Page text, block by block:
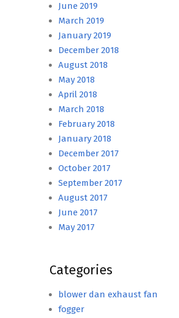
June 2019
March 2019
January 2019
December 2018
August 2018
May 2018
April 2018
March 2018
February 2018
January 2018
December 2017
October 2017
September 2017
August 2017
June 2017
May 2017
Categories
blower dan exhaust fan
fogger